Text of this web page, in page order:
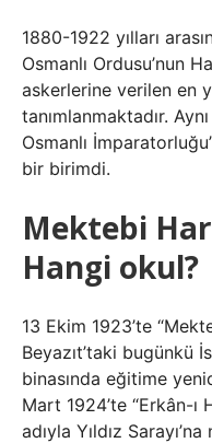
1880-1922 yılları
Osmanlı Ordusu’nun
askerlerine verilen en
tanımlanmaktadır.
Osmanlı
bir birimdi.
Mektebi
Hangi okul?
13 Ekim 1923’te
Beyazıt’taki bugünkü
binasında eğitime
Mart 1924’te “Erkân-
adıyla Yıldız